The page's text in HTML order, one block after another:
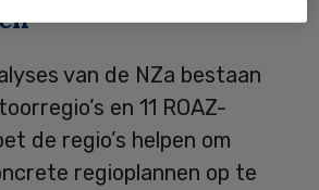
van de NZa bestaan
en 11 ROAZ-
de regio’s helpen om
regioplannen op te